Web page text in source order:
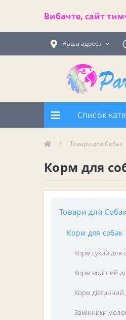
Вибачте, сайт
Наша адреса
Список
Товари для Cобак
Корм для
Товари для
Корм для собак
Корм сухий для
Корм вологий
Корм дієтичний
Замінники